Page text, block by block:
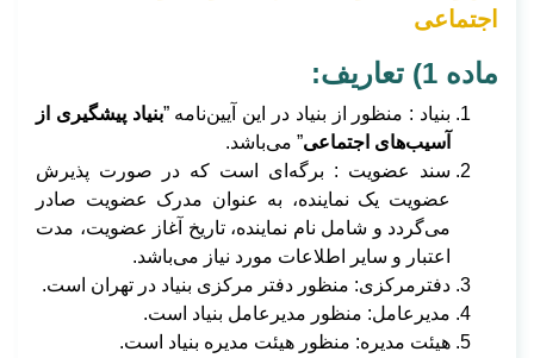
اجتماعی
ماده 1) تعاريف:
بنیاد : منظور از بنیاد در اين آیین‌نامه ”بنیاد پیشگیری از
آسیب‌های اجتماعی” می‌باشد.
سند عضویت : برگه‌ای است که در صورت پذیرش
عضویت یک نماینده، به عنوان مدرک عضویت صادر
می‌گردد و شامل نام نماینده، تاریخ آغاز عضویت، مدت
اعتبار و سایر اطلاعات مورد نیاز می‌باشد.
دفترمرکزی: منظور دفتر مرکزی بنیاد در تهران است.
مدیرعامل: منظور مدیرعامل بنیاد است.
هیئت مدیره: منظور هیئت مدیره بنیاد است.